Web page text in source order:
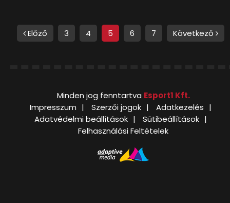
Előző 3 4 5 6 7 Következő
Minden jog fenntartva Esport1 Kft.
Impresszum
Szerzői jogok
Adatkezelés
Adatvédelmi beállítások
Sütibeállítások
Felhasználási Feltételek